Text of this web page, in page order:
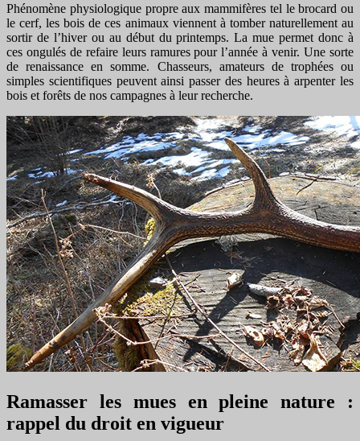
Phénomène physiologique propre aux mammifères tel le brocard ou
le cerf, les bois de ces animaux viennent à tomber naturellement au
sortir de l’hiver ou au début du printemps. La mue permet donc à
ces ongulés de refaire leurs ramures pour l’année à venir. Une sorte
de renaissance en somme. Chasseurs, amateurs de trophées ou
simples scientifiques peuvent ainsi passer des heures à arpenter les
bois et forêts de nos campagnes à leur recherche.
Ramasser les mues en pleine nature :
rappel du droit en vigueur